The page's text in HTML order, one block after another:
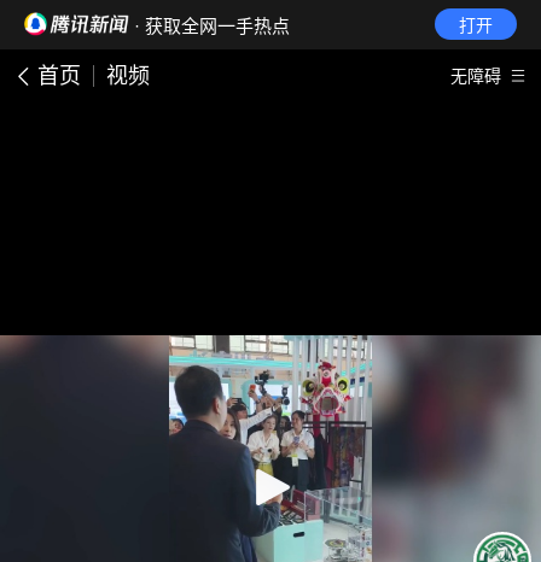
· 获取全网一手热点 打开
首页 视频 无障碍